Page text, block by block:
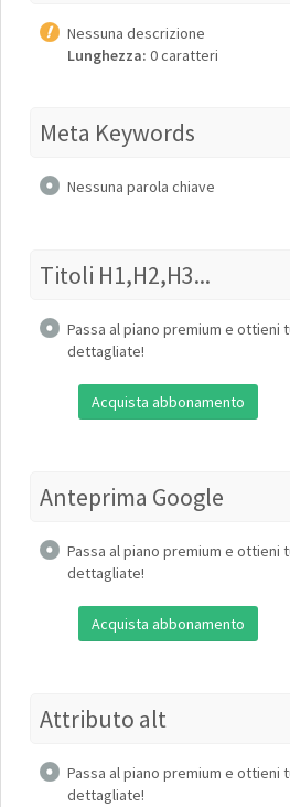
Nessuna descrizione
Lunghezza: 0 caratteri
Meta Keywords
Nessuna parola chiave
Titoli H1,H2,H3...
Passa al piano premium e ottieni
dettagliate!
Acquista abbonamento
Anteprima Google
Passa al piano premium e ottieni
dettagliate!
Acquista abbonamento
Attributo alt
Passa al piano premium e ottieni
dettagliate!